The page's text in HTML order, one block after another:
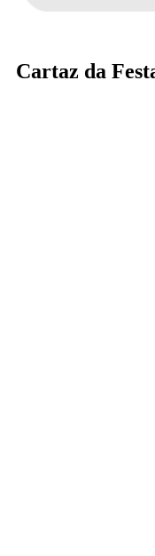
Cartaz da